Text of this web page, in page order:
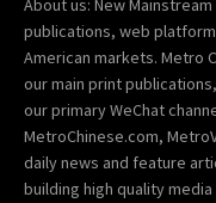
About us: New
publications, web
American markets. Metro
our main print
our primary WeChat
MetroChinese.com,
daily news and feature
building high quality